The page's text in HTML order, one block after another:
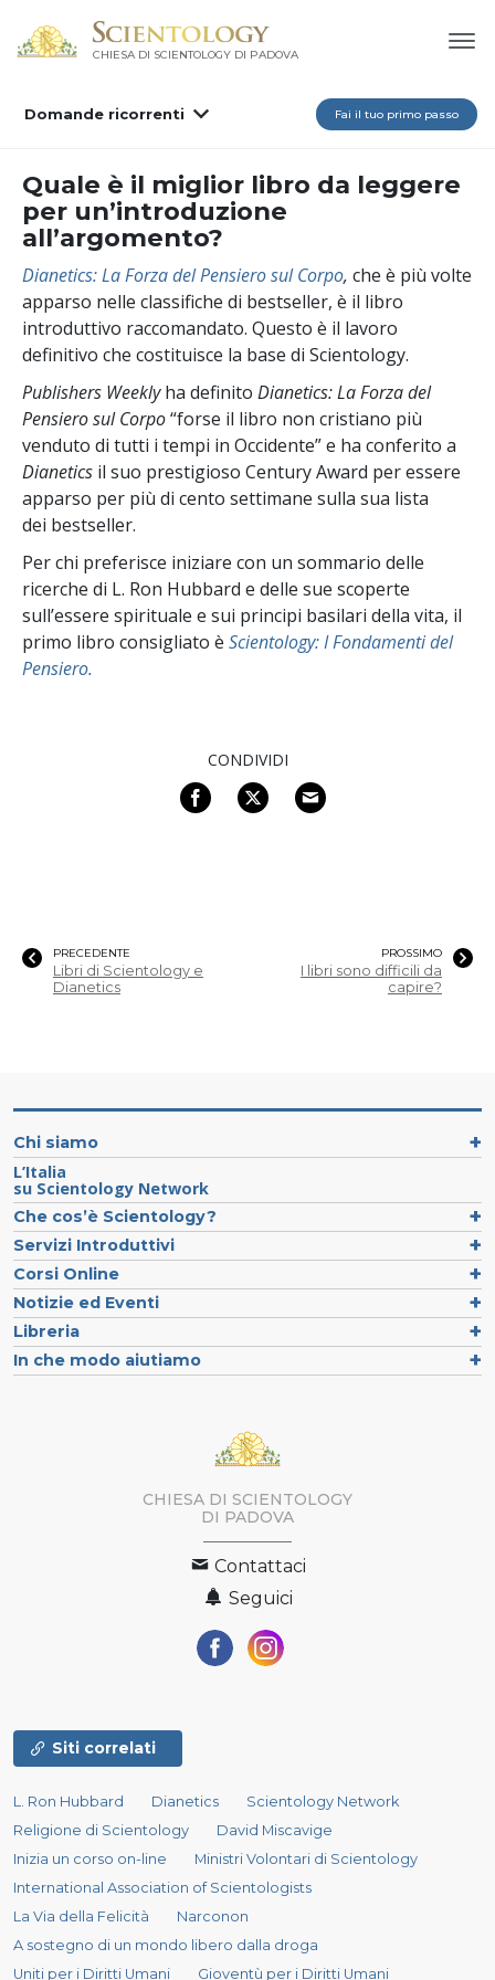
CHIESA DI SCIENTOLOGY DI PADOVA
Domande ricorrenti Fai il tuo primo passo
Quale è il miglior libro da leggere
per un’introduzione
all’argomento?
Dianetics: La Forza del Pensiero sul Corpo, che è più volte
apparso nelle classifiche di bestseller, è il libro
introduttivo raccomandato. Questo è il lavoro
definitivo che costituisce la base di Scientology.
Publishers Weeklyha definito Dianetics: La Forza del
Pensiero sul Corpo“forse il libro non cristiano più
venduto di tutti i tempi in Occidente” e ha conferito a
Dianetics il suo prestigioso Century Award per essere
apparso per più di cento settimane sulla sua lista
dei bestseller.
Per chi preferisce iniziare con un sommario delle
ricerche di L. Ron Hubbard e delle sue scoperte
sull’essere spirituale e sui principi basilari della vita, il
primo libro consigliato è Scientology: I Fondamenti del
Pensiero.
CONDIVIDI
PRECEDENTE
Libri di Scientology e
Dianetics
PROSSIMO
I libri sono difficili da
capire?
Chi siamo
L’Italia
su Scientology Network
Che cos’è Scientology?
Servizi Introduttivi
Corsi Online
Notizie ed Eventi
Libreria
In che modo aiutiamo
CHIESA DI SCIENTOLOGY
DI PADOVA
Contattaci
Seguici
Siti correlati
L. Ron Hubbard Dianetics
Scientology Network
Religione di Scientology
David Miscavige
Inizia un corso on-line
Ministri Volontari di Scientology
International Association of Scientologists
La Via della Felicità
Narconon
A sostegno di un mondo libero dalla droga
Uniti per i Diritti Umani
Gioventù per i Diritti Umani